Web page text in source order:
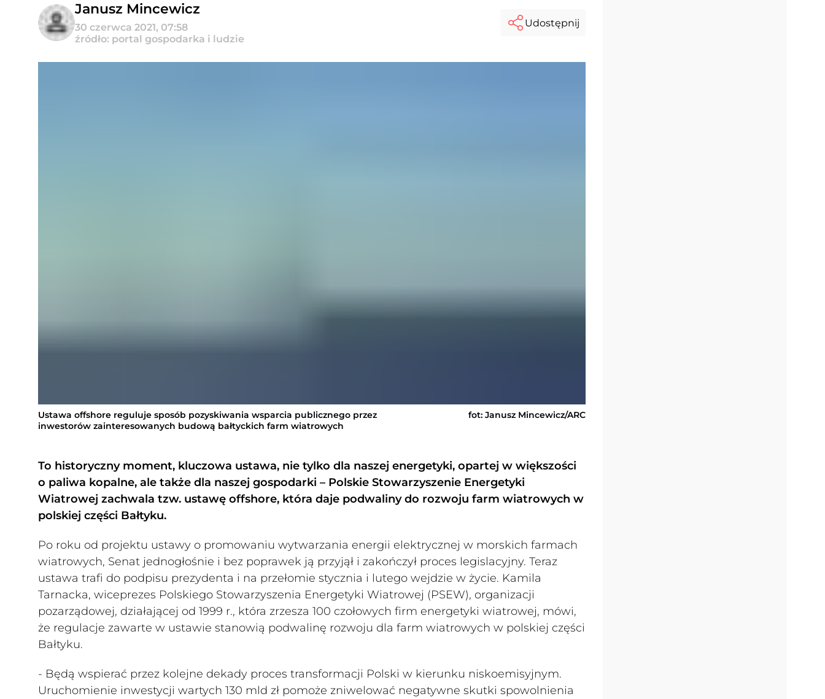
Janusz Mincewicz
30 czerwca 2021, 07:58
źródło: portal gospodarka i ludzie
Udostępnij
Ustawa offshore reguluje sposób pozyskiwania wsparcia publicznego przez
inwestorów zainteresowanych budową bałtyckich farm wiatrowych
fot: Janusz Mincewicz/ARC
To historyczny moment, kluczowa ustawa, nie tylko dla naszej energetyki, opartej w większości
o paliwa kopalne, ale także dla naszej gospodarki – Polskie Stowarzyszenie Energetyki
Wiatrowej zachwala tzw. ustawę offshore, która daje podwaliny do rozwoju farm wiatrowych w
polskiej części Bałtyku.
Po roku od projektu ustawy o promowaniu wytwarzania energii elektrycznej w morskich farmach
wiatrowych, Senat jednogłośnie i bez poprawek ją przyjął i zakończył proces legislacyjny. Teraz
ustawa trafi do podpisu prezydenta i na przełomie stycznia i lutego wejdzie w życie. Kamila
Tarnacka, wiceprezes Polskiego Stowarzyszenia Energetyki Wiatrowej (PSEW), organizacji
pozarządowej, działającej od 1999 r., która zrzesza 100 czołowych firm energetyki wiatrowej, mówi,
że regulacje zawarte w ustawie stanowią podwalinę rozwoju dla farm wiatrowych w polskiej części
Bałtyku.
- Będą wspierać przez kolejne dekady proces transformacji Polski w kierunku niskoemisyjnym.
Uruchomienie inwestycji wartych 130 mld zł pomoże zniwelować negatywne skutki spowolnienia